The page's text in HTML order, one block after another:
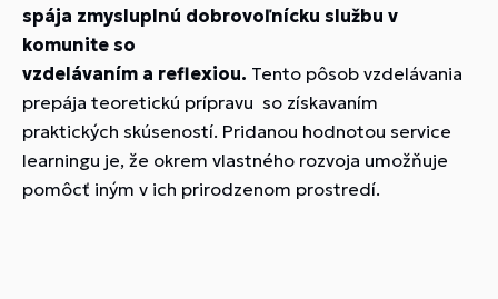
spája zmysluplnú dobrovoľnícku službu v
komunite so
vzdelávaním a reflexiou. Tento pôsob vzdelávania
prepája teoretickú prípravu so získavaním
praktických skúseností. Pridanou hodnotou service
learningu je, že okrem vlastného rozvoja umožňuje
pomôcť iným v ich prirodzenom prostredí.